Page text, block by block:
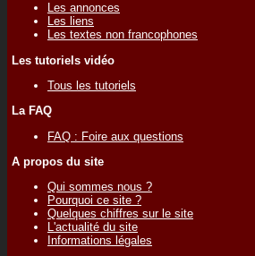
Les annonces
Les liens
Les textes non francophones
Les tutoriels vidéo
Tous les tutoriels
La FAQ
FAQ : Foire aux questions
A propos du site
Qui sommes nous ?
Pourquoi ce site ?
Quelques chiffres sur le site
L'actualité du site
Informations légales